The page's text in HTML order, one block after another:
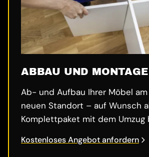
ABBAU UND MONTAGE
Ab- und Aufbau Ihrer Möbel
neuen Standort – auf Wunsch
Komplettpaket mit dem Umzug
Kostenloses Angebot anfordern